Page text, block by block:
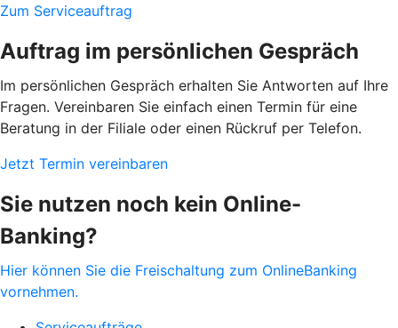
Zum Serviceauftrag
Auftrag im persönlichen Gespräch
Im persönlichen Gespräch erhalten Sie Antworten auf Ihre
Fragen. Vereinbaren Sie einfach einen Termin für eine
Beratung in der Filiale oder einen Rückruf per Telefon.
Jetzt Termin vereinbaren
Sie nutzen noch kein Online-
Banking?
Hier können Sie die Freischaltung zum OnlineBanking
vornehmen.